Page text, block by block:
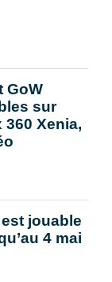
GoW
sur
360 Xenia,
jouable
4 mai